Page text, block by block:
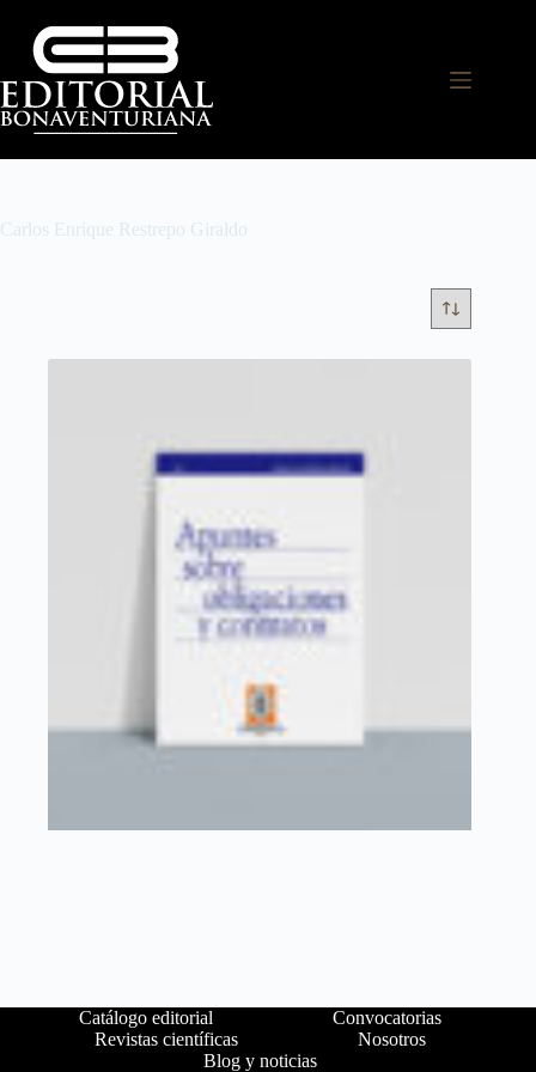
Carlos Enrique Restrepo Giraldo
Catálogo editorial
Convocatorias
Revistas científicas
Nosotros
Blog y noticias